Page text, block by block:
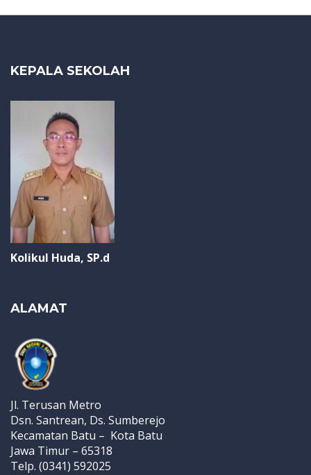
KEPALA SEKOLAH
Kolikul Huda, SP.d
ALAMAT
Jl. Terusan Metro
Dsn. Santrean, Ds. Sumberejo
Kecamatan Batu – Kota Batu
Jawa Timur – 65318
Telp. (0341) 592025